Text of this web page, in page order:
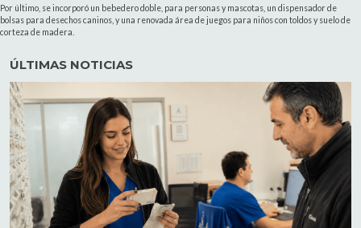
Por último, se incorporó un bebedero doble, para personas y mascotas, un dispensador de
bolsas para desechos caninos, y una renovada área de juegos para niños con toldos y suelo de
corteza de madera.
ÚLTIMAS NOTICIAS